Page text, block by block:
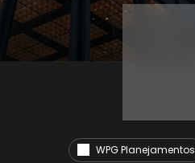
WPG Planejamentos